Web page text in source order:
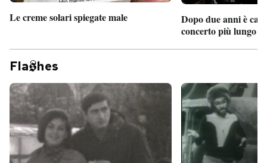
Le creme solari spiegate male
Dopo due anni è
concerto più lungo
Fla hes